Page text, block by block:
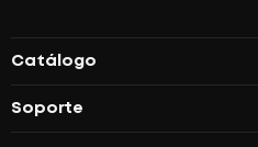
Catálogo
Máquinas
Impresoras
Soporte